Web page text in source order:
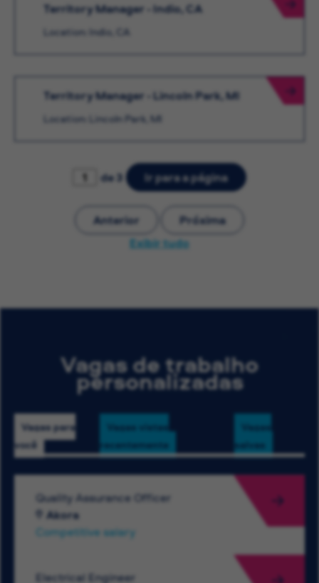
Territory Manager - Indio, CA
Location: Indio, CA
Territory Manager - Lincoln Park, MI
Location: Lincoln Park, MI
de 3 Ir para a página
Anterior
Próxima
Exibir tudo
Vagas de trabalho
personalizadas
Vagas para
você
Vagas vistas
recentemente
Vagas
salvas
Quality Assurance Officer
Akora
Competitive salary
Electrical Engineer